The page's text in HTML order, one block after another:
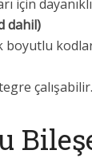
için
dahil)
boyutlu
çalışabilir.